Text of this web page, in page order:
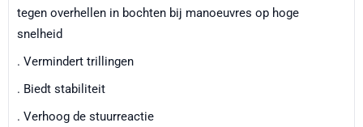
tegen overhellen in bochten bij manoeuvres op hoge
snelheid
. Vermindert trillingen
. Biedt stabiliteit
. Verhoog de stuurreactie